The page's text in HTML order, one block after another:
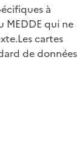
à
qui ne
cartes
de données